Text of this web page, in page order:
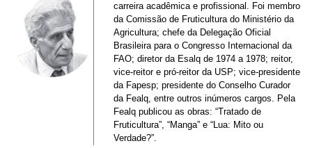
carreira acadêmica e profissional. Foi membro
da Comissão de Fruticultura do Ministério da
Agricultura; chefe da Delegação Oficial
Brasileira para o Congresso Internacional da
FAO; diretor da Esalq de 1974 a 1978; reitor,
vice-reitor e pró-reitor da USP; vice-presidente
da Fapesp; presidente do Conselho Curador
da Fealq, entre outros inúmeros cargos. Pela
Fealq publicou as obras: “Tratado de
Fruticultura”, “Manga” e “Lua: Mito ou
Verdade?”.